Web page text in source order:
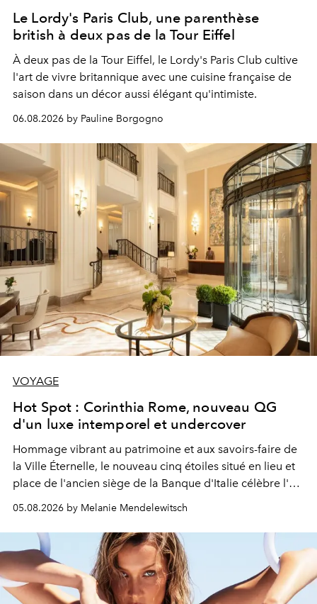
Le Lordy's Paris Club, une parenthèse
british à deux pas de la Tour Eiffel
À deux pas de la Tour Eiffel, le Lordy's Paris Club cultive
l'art de vivre britannique avec une cuisine française de
saison dans un décor aussi élégant qu'intimiste.
06.08.2026 by Pauline Borgogno
VOYAGE
Hot Spot : Corinthia Rome, nouveau QG
d'un luxe intemporel et undercover
Hommage vibrant au patrimoine et aux savoirs-faire de
la Ville Éternelle, le nouveau cinq étoiles situé en lieu et
place de l'ancien siège de la Banque d'Italie célèbre l'art
de vivre Romain dans toute son élégance intemporelle.
05.08.2026 by Melanie Mendelewitsch